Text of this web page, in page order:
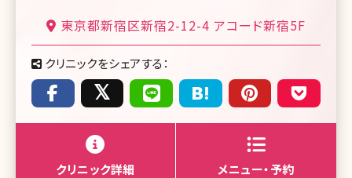
東京都新宿区新宿2-12-4 アコード新宿5F
クリニックをシェアする：
クリニック詳細 メニュー・予約